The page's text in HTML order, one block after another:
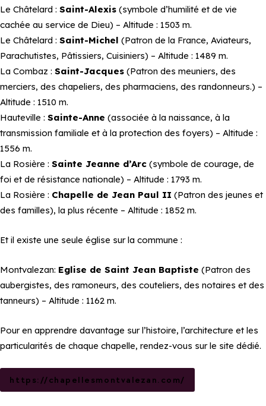
Le Châtelard : Saint-Alexis (symbole d’humilité et de vie
cachée au service de Dieu) – Altitude : 1503 m.
Le Châtelard : Saint-Michel (Patron de la France, Aviateurs,
Parachutistes, Pâtissiers, Cuisiniers) – Altitude : 1489 m.
La Combaz : Saint-Jacques (Patron des meuniers, des
merciers, des chapeliers, des pharmaciens, des randonneurs.) –
Altitude : 1510 m.
Hauteville : Sainte-Anne (associée à la naissance, à la
transmission familiale et à la protection des foyers) – Altitude :
1556 m.
La Rosière : Sainte Jeanne d’Arc (symbole de courage, de
foi et de résistance nationale) – Altitude : 1793 m.
La Rosière : Chapelle de Jean Paul II (Patron des jeunes et
des familles), la plus récente – Altitude : 1852 m.
Et il existe une seule église sur la commune :
Montvalezan: Eglise de Saint Jean Baptiste (Patron des
aubergistes, des ramoneurs, des couteliers, des notaires et des
tanneurs) – Altitude : 1162 m.
Pour en apprendre davantage sur l’histoire, l’architecture et les
particularités de chaque chapelle, rendez-vous sur le site dédié.
https://chapellesmontvalezan.com/